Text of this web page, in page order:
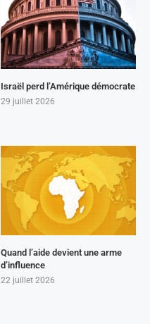
Israël perd l’Amérique démocrate
29 juillet 2026
Quand l’aide devient une arme
d’influence
22 juillet 2026